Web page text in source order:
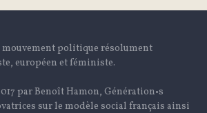
mouvement politique résolument
européen et féministe.
par Benoît Hamon, Génération•s
sur le modèle social français ainsi